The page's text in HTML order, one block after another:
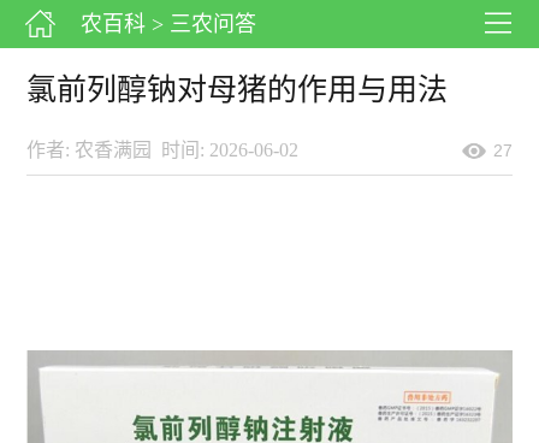
农百科 > 三农问答
氯前列醇钠对母猪的作用与用法
作者: 农香满园 时间: 2026-06-02 27